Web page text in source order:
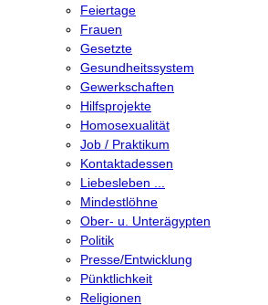
Feiertage
Frauen
Gesetzte
Gesundheitssystem
Gewerkschaften
Hilfsprojekte
Homosexualität
Job / Praktikum
Kontaktadessen
Liebesleben ...
Mindestlöhne
Ober- u. Unterägypten
Politik
Presse/Entwicklung
Pünktlichkeit
Religionen